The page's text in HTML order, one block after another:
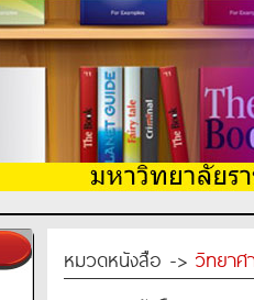
หมวดหนังสือ -> วิทยาศ